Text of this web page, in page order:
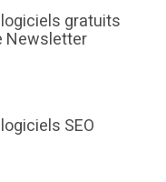
gratuits
Newsletter
SEO